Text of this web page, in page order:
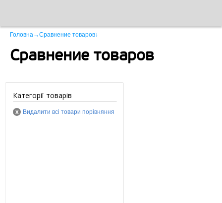
Головна→Сравнение товаров↓
Сравнение товаров
Категорії товарів
x Видалити всі товари порівняння